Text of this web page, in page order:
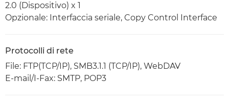
2.0 (Dispositivo) x 1
Opzionale: Interfaccia seriale, Copy Control Interface
Protocolli di rete
File: FTP(TCP/IP), SMB3.1.1 (TCP/IP), WebDAV
E-mail/I-Fax: SMTP, POP3